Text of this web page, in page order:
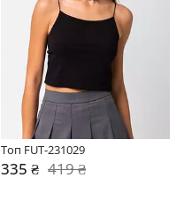
Топ FUT-231029
335 ₴ 419 ₴